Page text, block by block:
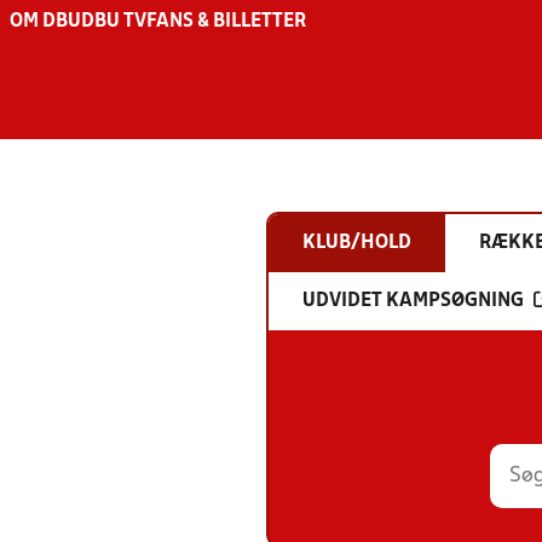
OM DBU DBU TV FANS & BILLETTER
KLUB/HOLD
UDVIDET KAMPSØGNING